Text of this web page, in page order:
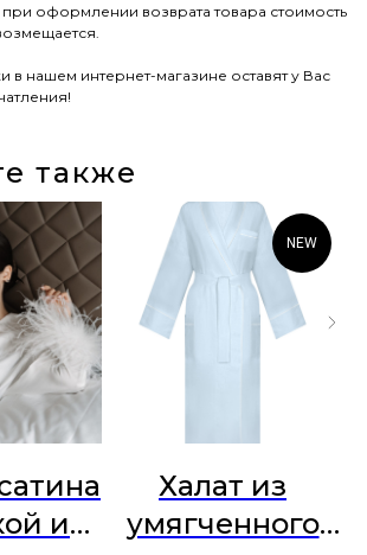
оформлении возврата товара стоимость
в нашем интернет-магазине оставят у Вас
также
из
NEW
Халат из
умягченного